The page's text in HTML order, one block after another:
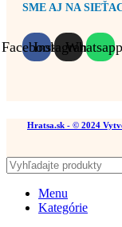
SME AJ NA
FacebookInstagramWhatsapp
Hratsa.sk - © 2024
Menu
Kategórie